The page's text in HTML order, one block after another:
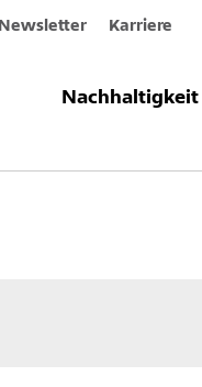
Newsletter Karriere
Nachhaltigkeit